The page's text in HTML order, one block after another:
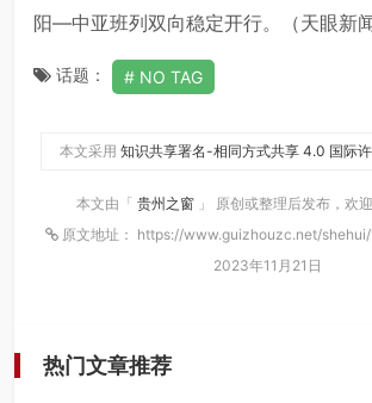
阳—中亚班列双向稳定开行。（天眼新闻
话题： NO TAG
本文采用 知识共享署名-相同方式共享 4.0 国际
本文由「 贵州之窗 」 原创或整理后发布，欢
原文地址： https://www.guizhouzc.net/shehui/
2023年11月21日
热门文章推荐